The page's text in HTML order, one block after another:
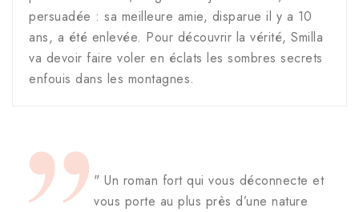
persuadée : sa meilleure amie, disparue il y a 10
ans, a été enlevée. Pour découvrir la vérité, Smilla
va devoir faire voler en éclats les sombres secrets
enfouis dans les montagnes.
" Un roman fort qui vous déconnecte et
vous porte au plus près d’une nature